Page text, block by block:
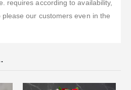
requires according to availability,
our customers even in the